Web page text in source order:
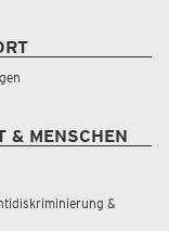
& MENSCHEN
&